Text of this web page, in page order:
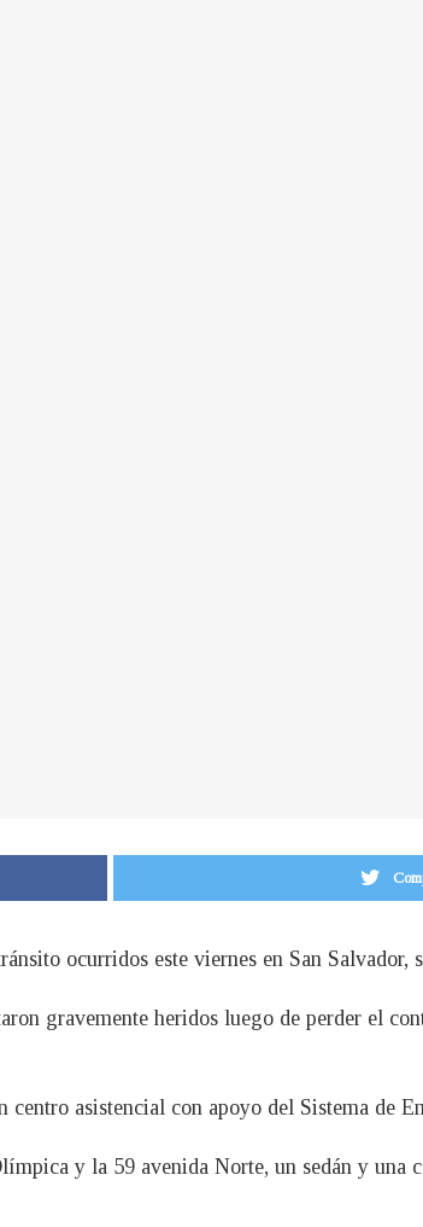
ocurridos este viernes en San Salvador,
gravemente heridos luego de perder el
asistencial con apoyo del Sistema de
y la 59 avenida Norte, un sedán y una